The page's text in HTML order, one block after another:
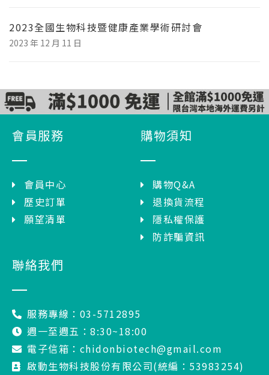
2023全國生物科技暨健康產業學術研討會
2023 年 12 月 11 日
會員服務
會員中心
歷史訂單
願望清單
購物須知
購物Q&A
退換貨流程
隱私權保護
防詐騙資訊
聯絡我們
服務專線：03-5712895
週一至週五：8:30~18:00
電子信箱：chidonbiotech@gmail.com
啟動生物科技股份有限公司(統編：53983254)